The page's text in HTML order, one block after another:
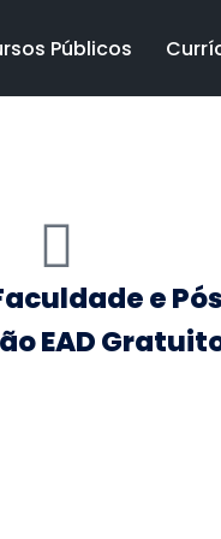
Públicos
e
EAD